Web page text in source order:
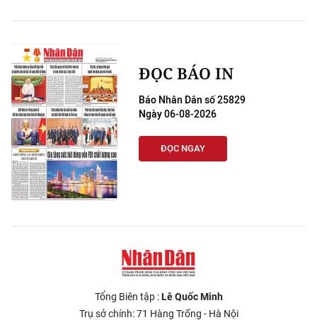
ĐỌC BÁO IN
Báo Nhân Dân số 25829
Ngày 06-08-2026
ĐỌC NGAY
Tổng Biên tập :Lê Quốc Minh
Trụ sở chính: 71 Hàng Trống - Hà Nội